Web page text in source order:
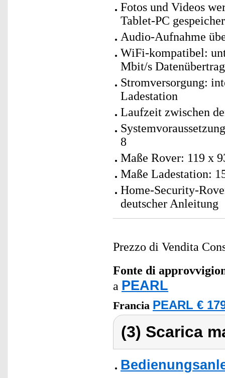
Fotos und Videos
Tablet-PC
Audio-Aufnahme
WiFi-kompatibel:
Mbit/s
Stromversorgung:
Ladestation
Laufzeit zwischen
8
Maße Rover: 119 x
Maße Ladestation:
Home-Security-
deutscher Anleitung
Prezzo di Vendita
Fonte di
a PEARL
Francia PEARL €
(3) Scarica